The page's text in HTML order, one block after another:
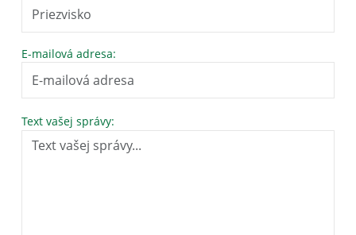
E-mailová adresa:
Text vašej správy: